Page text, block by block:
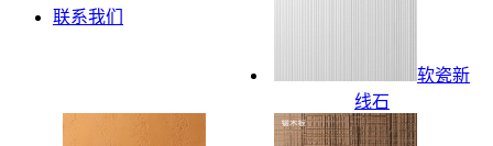
联系我们
软瓷新
线石